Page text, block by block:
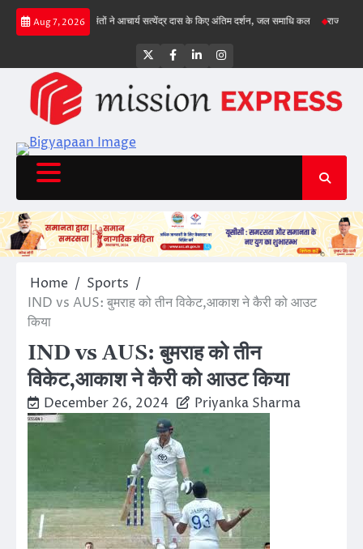
Skip
Aug 7, 2026
क्रीज पर संतों ने आचार्य सत्येंद्र दास के किए अंतिम दर्शन, जल समाधि कल राज्य सड़क
Twitter
Facebook
LinkedInInstagram
Home
Sports
IND vs AUS: बुमराह को तीन विकेट,आकाश ने कैरी को आउट
किया
IND vs AUS: बुमराह को तीन
विकेट,आकाश ने कैरी को आउट किया
December 26, 2024 Priyanka Sharma